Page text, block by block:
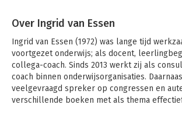
Over Ingrid van Essen
Ingrid van Essen (1972) was lange tijd
voortgezet onderwijs; als docent,
collega-coach. Sinds 2013 werkt zij als
coach binnen onderwijsorganisaties.
veelgevraagd spreker op congressen en
verschillende boeken met als thema